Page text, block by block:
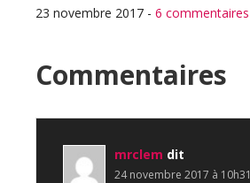
23 novembre 2017 - 6 commentaires
Interactions
du
lecteur
Commentaires
mrclem dit
24 novembre 2017 à 10h31